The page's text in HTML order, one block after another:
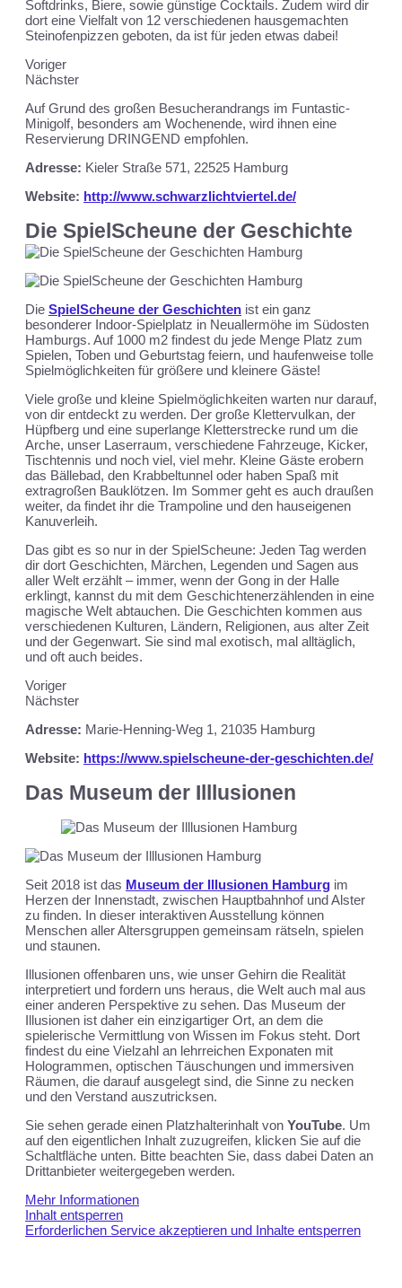
Softdrinks, Biere, sowie günstige Cocktails. Zudem wird dir
dort eine Vielfalt von 12 verschiedenen hausgemachten
Steinofenpizzen geboten, da ist für jeden etwas dabei!
Voriger
Nächster
Auf Grund des großen Besucherandrangs im Funtastic-
Minigolf, besonders am Wochenende, wird ihnen eine
Reservierung DRINGEND empfohlen.
Adresse: Kieler Straße 571, 22525 Hamburg
Website: http://www.schwarzlichtviertel.de/
Die SpielScheune der Geschichte
Die SpielScheune der Geschichten ist ein ganz
besonderer Indoor-Spielplatz in Neuallermöhe im Südosten
Hamburgs. Auf 1000 m2 findest du jede Menge Platz zum
Spielen, Toben und Geburtstag feiern, und haufenweise tolle
Spielmöglichkeiten für größere und kleinere Gäste!
Viele große und kleine Spielmöglichkeiten warten nur darauf,
von dir entdeckt zu werden. Der große Klettervulkan, der
Hüpfberg und eine superlange Kletterstrecke rund um die
Arche, unser Laserraum, verschiedene Fahrzeuge, Kicker,
Tischtennis und noch viel, viel mehr. Kleine Gäste erobern
das Bällebad, den Krabbeltunnel oder haben Spaß mit
extragroßen Bauklötzen. Im Sommer geht es auch draußen
weiter, da findet ihr die Trampoline und den hauseigenen
Kanuverleih.
Das gibt es so nur in der SpielScheune: Jeden Tag werden
dir dort Geschichten, Märchen, Legenden und Sagen aus
aller Welt erzählt – immer, wenn der Gong in der Halle
erklingt, kannst du mit dem Geschichtenerzählenden in eine
magische Welt abtauchen. Die Geschichten kommen aus
verschiedenen Kulturen, Ländern, Religionen, aus alter Zeit
und der Gegenwart. Sie sind mal exotisch, mal alltäglich,
und oft auch beides.
Voriger
Nächster
Adresse: Marie-Henning-Weg 1, 21035 Hamburg
Website: https://www.spielscheune-der-geschichten.de/
Das Museum der Illlusionen
Seit 2018 ist das Museum der Illusionen Hamburg im
Herzen der Innenstadt, zwischen Hauptbahnhof und Alster
zu finden. In dieser interaktiven Ausstellung können
Menschen aller Altersgruppen gemeinsam rätseln, spielen
und staunen.
Illusionen offenbaren uns, wie unser Gehirn die Realität
interpretiert und fordern uns heraus, die Welt auch mal aus
einer anderen Perspektive zu sehen. Das Museum der
Illusionen ist daher ein einzigartiger Ort, an dem die
spielerische Vermittlung von Wissen im Fokus steht. Dort
findest du eine Vielzahl an lehrreichen Exponaten mit
Hologrammen, optischen Täuschungen und immersiven
Räumen, die darauf ausgelegt sind, die Sinne zu necken
und den Verstand auszutricksen.
Sie sehen gerade einen Platzhalterinhalt von YouTube. Um
auf den eigentlichen Inhalt zuzugreifen, klicken Sie auf die
Schaltfläche unten. Bitte beachten Sie, dass dabei Daten an
Drittanbieter weitergegeben werden.
Mehr Informationen
Inhalt entsperren
Erforderlichen Service akzeptieren und Inhalte entsperren